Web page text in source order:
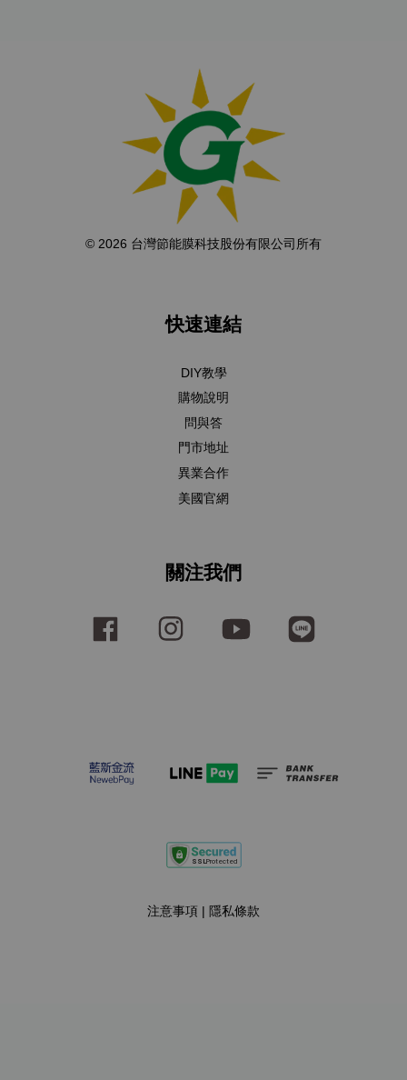
© 2026 台灣節能膜科技股份有限公司所有
快速連結
DIY教學
購物說明
問與答
門市地址
異業合作
美國官網
關注我們
Facebook Instagram YouTube
注意事項 | 隱私條款